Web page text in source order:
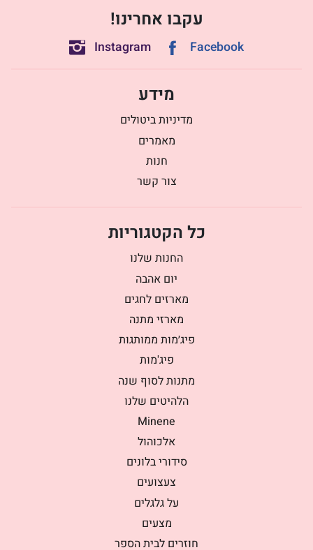
עקבו אחרינו!
Facebook
Instagram
מידע
מדיניות ביטולים
מאמרים
חנות
צור קשר
כל הקטגוריות
החנות שלנו
יום אהבה
מארזים לחגים
מארזי מתנה
פיג׳מות ממותגות
פיג'מות
מתנות לסוף שנה
הלהיטים שלנו
Minene
אלכוהול
סידורי בלונים
צעצועים
על גלגלים
מצעים
חוזרים לבית הספר